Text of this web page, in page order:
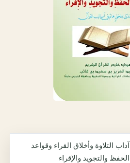
آداب التلاوة وأخلاق القراء وقواعد
الحفظ والتجويد والإقراء